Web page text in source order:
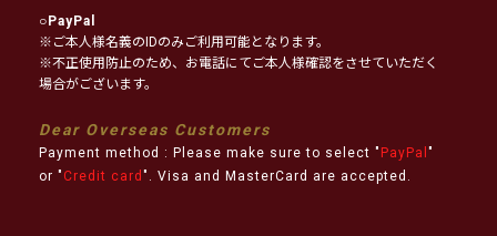
○PayPal
※ご本人様名義のIDのみご利用可能となります。
※不正使用防止のため、お電話にてご本人様確認をさせていただく
場合がございます。
Dear Overseas Customers
Payment method : Please make sure to select " PayPal "
or " Credit card ". Visa and MasterCard are accepted.